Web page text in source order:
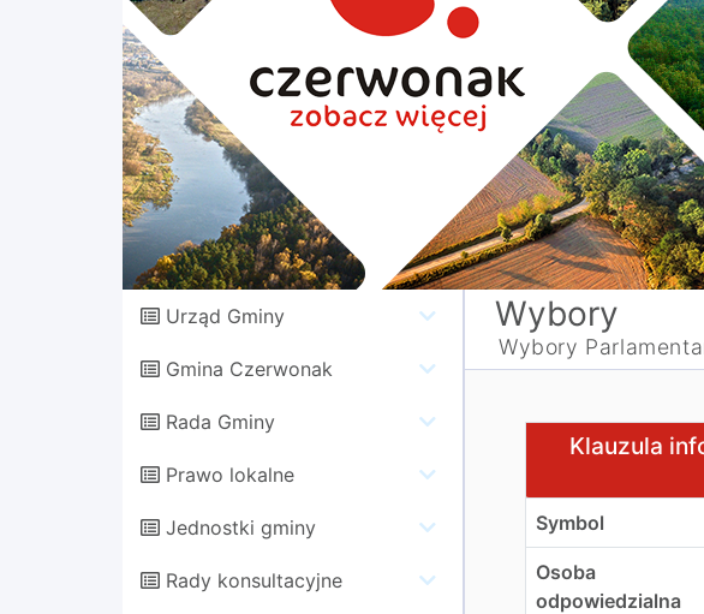
Urząd Gminy
Gmina Czerwonak
Rada Gminy
Prawo lokalne
Jednostki gminy
Rady konsultacyjne
Wybory
Wybory
Klauzula
Klauzula
Symbol
Osoba
odpowiedzialna